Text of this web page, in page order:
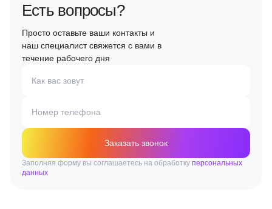
Есть вопросы?
Просто оставьте ваши контакты и
наш специалист свяжется с вами в
течение рабочего дня
Как вас зовут
Номер телефона
Заказать звонок
Заполняя форму вы соглашаетесь на обработку персональных
данных